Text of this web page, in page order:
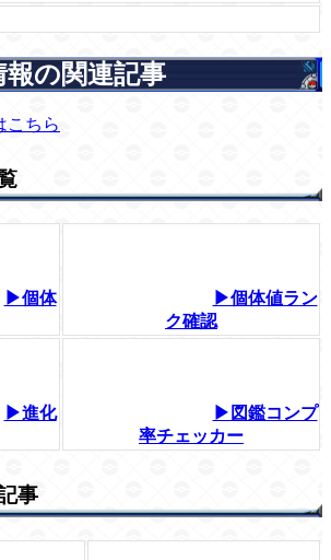
の関連記事
こちら
▶個体
▶個体値ラン
ク確認
▶進化
▶図鑑コンプ
率チェッカー
事